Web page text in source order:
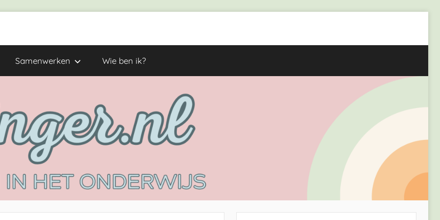
Samenwerken Wie ben ik?